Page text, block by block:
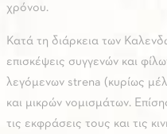
χρόνου.
Κατά τη διάρκεια των
επισκέψεις συγγενών και
λεγόμενων strena (κυρίως
και μικρών νομισμάτων.
τις εκφράσεις τους και τις